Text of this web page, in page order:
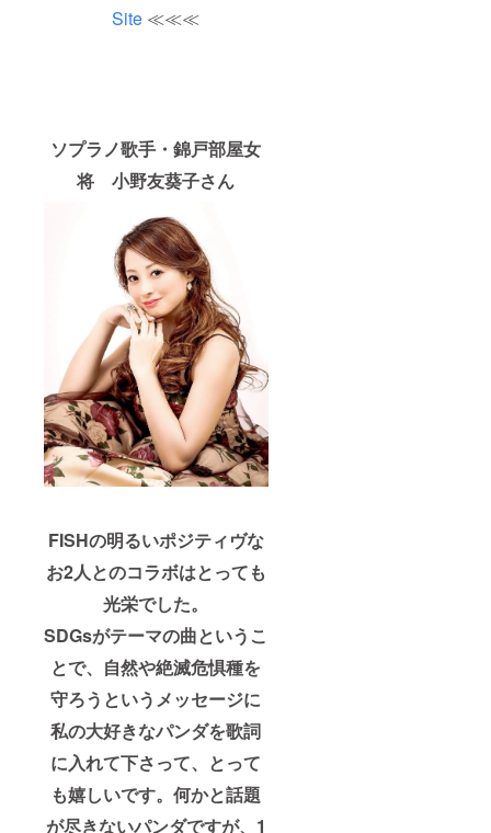
Site ≪≪≪
ソプラノ歌手・錦戸部屋女
将 小野友葵子さん
FISHの明るいポジティヴな
お2人とのコラボはとっても
光栄でした。
SDGsがテーマの曲というこ
とで、自然や絶滅危惧種を
守ろうというメッセージに
私の大好きなパンダを歌詞
に入れて下さって、とって
も嬉しいです。何かと話題
が尽きないパンダですが、1